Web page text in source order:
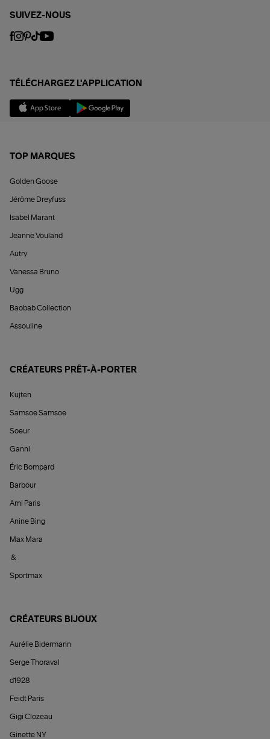
SUIVEZ-NOUS
TÉLÉCHARGEZ L'APPLICATION
TOP MARQUES
Golden Goose
Jérôme Dreyfuss
Isabel Marant
Jeanne Vouland
Autry
Vanessa Bruno
Ugg
Baobab Collection
Assouline
CRÉATEURS PRÊT-À-PORTER
Kujten
Samsoe Samsoe
Soeur
Ganni
Éric Bompard
Barbour
Ami Paris
Anine Bing
Max Mara
&
Sportmax
CRÉATEURS BIJOUX
Aurélie Bidermann
Serge Thoraval
d1928
Feidt Paris
Gigi Clozeau
Ginette NY